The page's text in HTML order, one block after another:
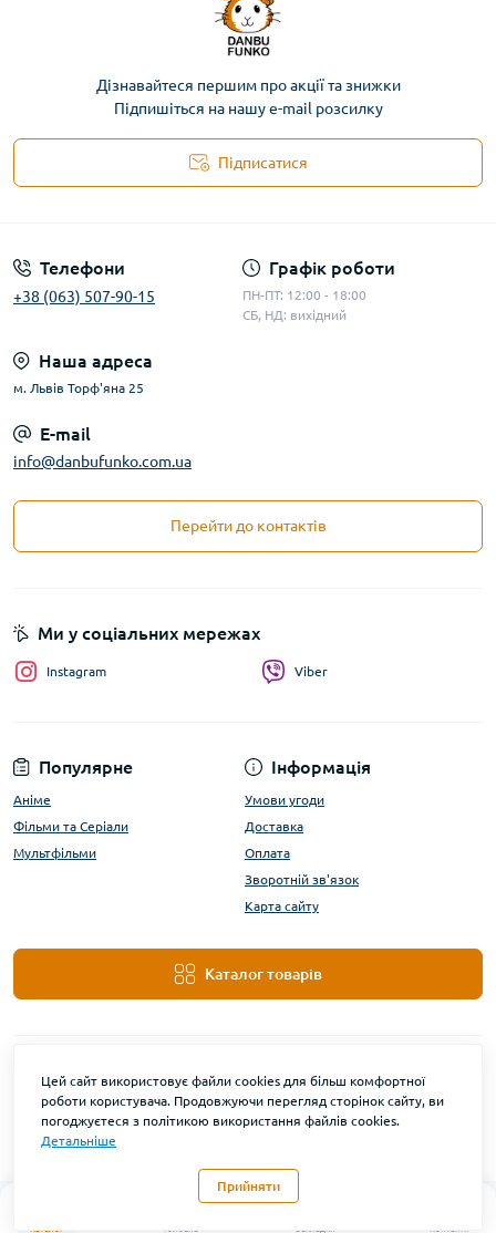
Каталог Головна Закладки Контакти
Дізнавайтеся першим про акції та знижки
Підпишіться на нашу e-mail розсилку
Підписатися
Телефони
+38 (063) 507-90-15
Графік роботи
ПН-ПТ: 12:00 - 18:00
СБ, НД: вихідний
Наша адреса
м. Львів Торф'яна 25
E-mail
info@danbufunko.com.ua
Перейти до контактів
Популярне
Аніме
Фільми та Серіали
Мультфільми
Інформація
Умови угоди
Доставка
Оплата
Зворотній зв'язок
Карта сайту
Каталог товарів
Ми у соціальних мережах
Instagram Viber
Цей сайт використовує файли cookies для більш комфортної
роботи користувача. Продовжуючи перегляд сторінок сайту, ви
погоджуєтеся з політикою використання файлів cookies.
Детальніше
Прийняти